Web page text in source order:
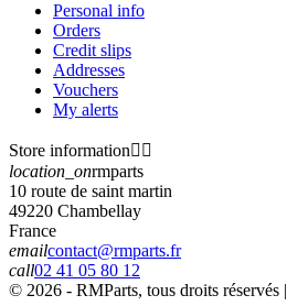
Personal info
Orders
Credit slips
Addresses
Vouchers
My alerts
Store information 
location_onrmparts
10 route de saint martin
49220 Chambellay
France
emailcontact@rmparts.fr
call02 41 05 80 12
© 2026 - RMParts, tous droits réservés |